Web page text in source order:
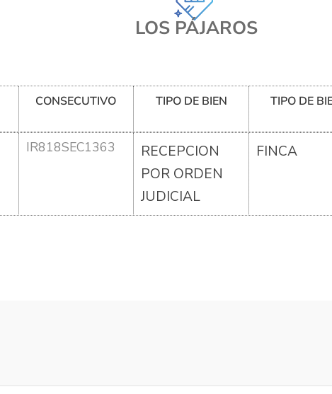
LOS PÁJAROS
CONSECUTIVO TIPO DE BIEN TIPO DE
IR818SEC1363
RECEPCION
POR ORDEN
JUDICIAL
FINCA